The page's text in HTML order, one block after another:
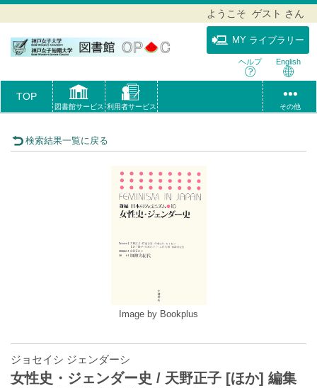
ようこそ ゲスト さん
MY ライブラリー
ヘルプ English
TOP
図書館サービス 利用者サービス その他
検索結果一覧に戻る
Image by Bookplus
ジョセイシ ジェンダーシ
女性史・ジェンダー史 / 天野正子 [ほか] 編集